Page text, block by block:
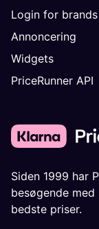
Login for brands
Annoncering
Widgets
PriceRunner API
Siden 1999 har
besøgende
bedste priser.